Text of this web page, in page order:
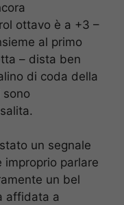
ottavo è a +3 –
al primo
– dista ben
di coda della
sono
un segnale
improprio parlare
un bel
affidata a